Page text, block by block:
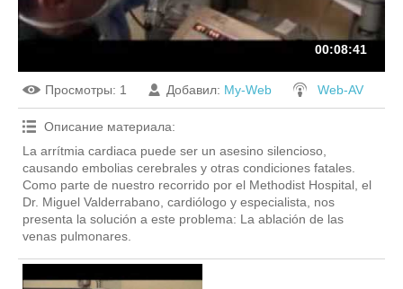
00:08:41
Просмотры: 1 Добавил: My-Web Web-AV
Описание материала:
La arrítmia cardiaca puede ser un asesino silencioso,
causando embolias cerebrales y otras condiciones fatales.
Como parte de nuestro recorrido por el Methodist Hospital, el
Dr. Miguel Valderrabano, cardiólogo y especialista, nos
presenta la solución a este problema: La ablación de las
venas pulmonares.